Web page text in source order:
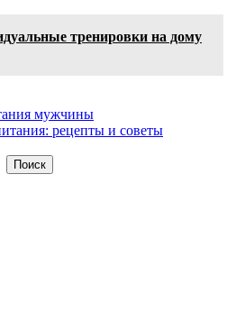
тренировки на дому
мужчины
рецепты и советы
Поиск